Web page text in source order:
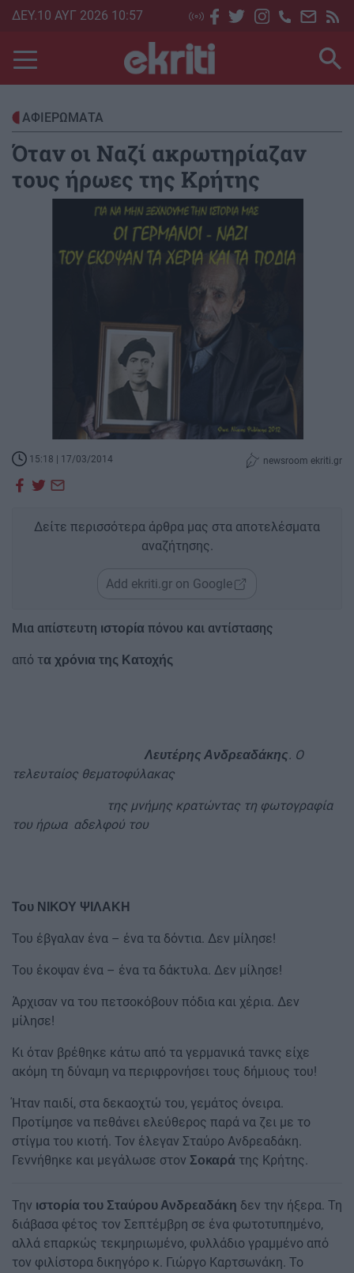
Skip
main
content
ΔΕΥ.10 ΑΥΓ 2026 10:57
ΑΦΙΕΡΩΜΑΤΑ
Όταν οι Ναζί ακρωτηρίαζαν
τους ήρωες της Κρήτης
15:18 | 17/03/2014 newsroom ekriti.gr
Δείτε περισσότερα άρθρα μας στα αποτελέσματα
αναζήτησης.
Add ekriti.gr on Google
Μια απίστευτη ιστορία πόνου και αντίστασης
από τα χρόνια της Κατοχής
Λευτέρης Ανδρεαδάκης. Ο
τελευταίος θεματοφύλακας
της μνήμης κρατώντας τη φωτογραφία
του ήρωα αδελφού του
Του ΝΙΚΟΥ ΨΙΛΑΚΗ
Του έβγαλαν ένα – ένα τα δόντια. Δεν μίλησε!
Του έκοψαν ένα – ένα τα δάκτυλα. Δεν μίλησε!
Άρχισαν να του πετσοκόβουν πόδια και χέρια. Δεν
μίλησε!
Κι όταν βρέθηκε κάτω από τα γερμανικά τανκς είχε
ακόμη τη δύναμη να περιφρονήσει τους δήμιους του!
Ήταν παιδί, στα δεκαοχτώ του, γεμάτος όνειρα.
Προτίμησε να πεθάνει ελεύθερος παρά να ζει με το
στίγμα του κιοτή. Τον έλεγαν Σταύρο Ανδρεαδάκη.
Γεννήθηκε και μεγάλωσε στον Σοκαρά της Κρήτης.
Την ιστορία του Σταύρου Ανδρεαδάκη δεν την ήξερα. Τη
διάβασα φέτος τον Σεπτέμβρη σε ένα φωτοτυπημένο,
αλλά επαρκώς τεκμηριωμένο, φυλλάδιο γραμμένο από
τον φιλίστορα δικηγόρο κ. Γιώργο Καρτσωνάκη. Το